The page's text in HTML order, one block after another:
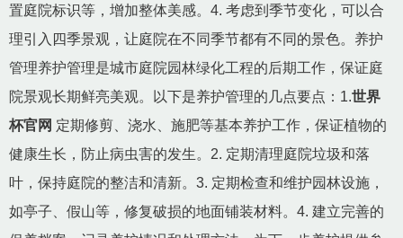
置庭院标识等，增加整体美感。4. 考虑到季节变化，可以合
理引入四季景观，让庭院在不同季节都有不同的景色。养护
管理养护管理是城市庭院园林绿化工程的后期工作，保证庭
院景观长期鲜亮美观。以下是养护管理的几点要点：1.世界
杯官网 定期修剪、浇水、施肥等基本养护工作，保证植物的
健康生长，防止病虫害的发生。2. 定期清理庭院垃圾和落
叶，保持庭院的整洁和清新。3. 定期检查和维护园林设施，
如亭子、假山等，修复破损的地面铺装材料。4. 建立完善的